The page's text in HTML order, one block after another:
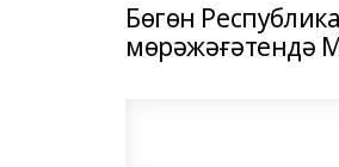
Бөгөн
мөрәжәғәтендә